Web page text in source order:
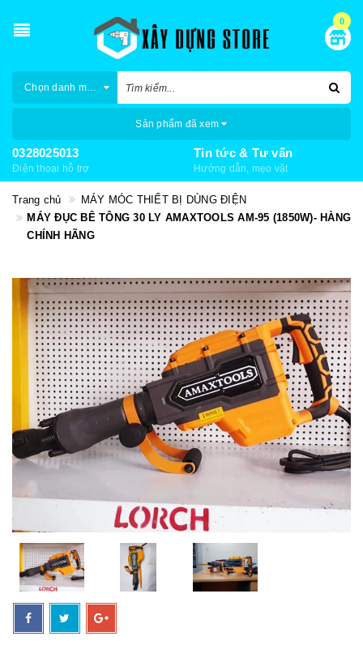
0
Chọn danh mục
Sản phẩm đã xem
0328025013
Điện thoại hỗ trợ
Tin tức & Tư vấn
Hướng dẫn, mẹo vặt
Trang chủ
MÁY MÓC THIẾT BỊ DÙNG ĐIỆN
MÁY ĐỤC BÊ TÔNG 30 LY AMAXTOOLS AM-95 (1850W)- HÀNG
CHÍNH HÃNG